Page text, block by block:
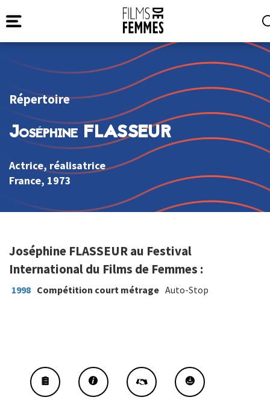
Répertoire
Joséphine FLASSEUR
Actrice, réalisatrice
France, 1973
Joséphine FLASSEUR au Festival
International du Films de Femmes :
1998 Compétition court métrage Auto-Stop